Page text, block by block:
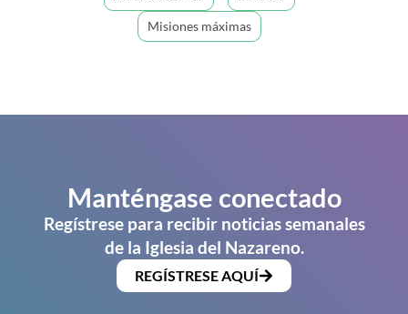
Misiones máximas
Manténgase conectado
Regístrese para recibir noticias semanales
de la Iglesia del Nazareno.
REGÍSTRESE AQUÍ